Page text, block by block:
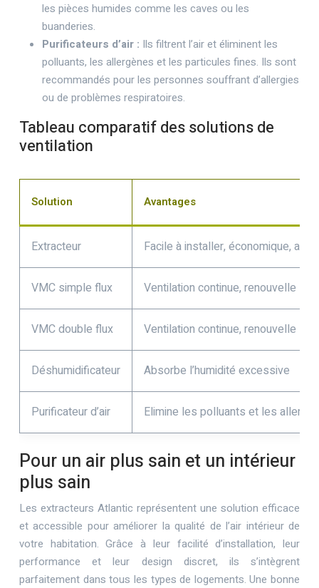
les pièces humides comme les caves ou les
buanderies.
Purificateurs d’air : Ils filtrent l’air et éliminent les
polluants, les allergènes et les particules fines. Ils sont
recommandés pour les personnes souffrant d’allergies
ou de problèmes respiratoires.
Tableau comparatif des solutions de
ventilation
Solution Avantages
Extracteur Facile à installer, économique,
VMC simple flux Ventilation continue, renouvelle
VMC double flux Ventilation continue, renouvelle
Déshumidificateur Absorbe l’humidité excessive
Purificateur d’air Elimine les polluants et les
Pour un air plus sain et un intérieur
plus sain
Les extracteurs Atlantic représentent une solution efficace
et accessible pour améliorer la qualité de l’air intérieur de
votre habitation. Grâce à leur facilité d’installation, leur
performance et leur design discret, ils s’intègrent
parfaitement dans tous les types de logements. Une bonne